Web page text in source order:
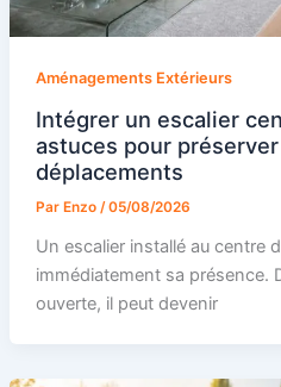
Aménagements Extérieurs
Intégrer un escalier
astuces pour
déplacements
Par Enzo /05/08/2026
Un escalier installé au centre
immédiatement sa présence.
ouverte, il peut devenir